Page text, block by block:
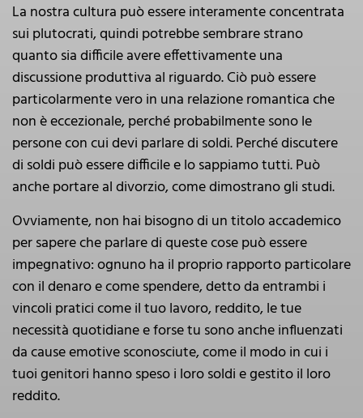
La nostra cultura può essere interamente concentrata
sui plutocrati, quindi potrebbe sembrare strano
quanto sia difficile avere effettivamente una
discussione produttiva al riguardo. Ciò può essere
particolarmente vero in una relazione romantica che
non è eccezionale, perché probabilmente sono le
persone con cui devi parlare di soldi. Perché discutere
di soldi può essere difficile e lo sappiamo tutti. Può
anche portare al divorzio, come dimostrano gli studi.
Ovviamente, non hai bisogno di un titolo accademico
per sapere che parlare di queste cose può essere
impegnativo: ognuno ha il proprio rapporto particolare
con il denaro e come spendere, detto da entrambi i
vincoli pratici come il tuo lavoro, reddito, le tue
necessità quotidiane e forse tu sono anche influenzati
da cause emotive sconosciute, come il modo in cui i
tuoi genitori hanno speso i loro soldi e gestito il loro
reddito.